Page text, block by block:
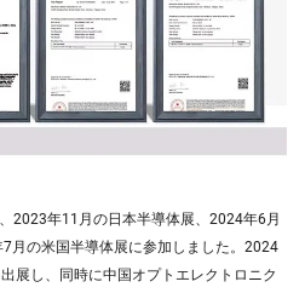
2023年11月の日本半導体展、2024年6月
月の米国半導体展に参加しました。2024
展し、同時に中国オプトエレクトロニク